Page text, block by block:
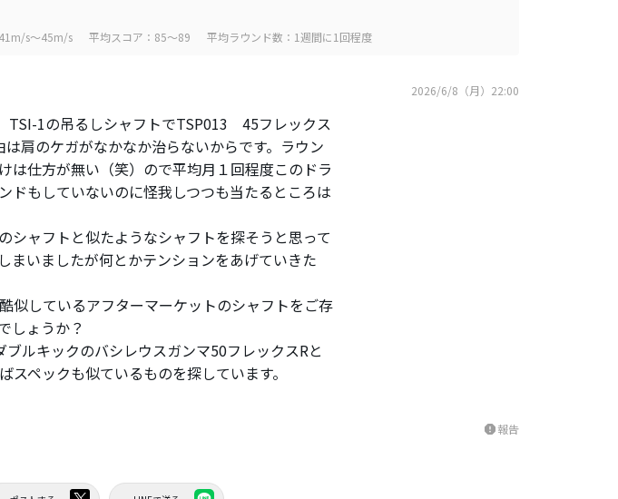
s～45m/s 平均スコア：85～89 平均ラウンド数：1週間に1回程度
2026/6/8（月）22:00
TSI-1の吊るしシャフトでTSP013 45フレックス
肩のケガがなかなか治らないからです。ラウン
は仕方が無い（笑）ので平均月１回程度このドラ
ドもしていないのに怪我しつつも当たるところは
シャフトと似たようなシャフトを探そうと思って
まいましたが何とかテンションをあげていきた
似しているアフターマーケットのシャフトをご存
しょうか？
ルキックのバシレウスガンマ50フレックスRと
ペックも似ているものを探しています。
report報告